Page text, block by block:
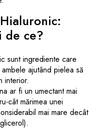
de ce?
sunt ingrediente care
ajutând pielea să
interior.
ar fi un umectant mai
cât mărimea unei
mai mare decât